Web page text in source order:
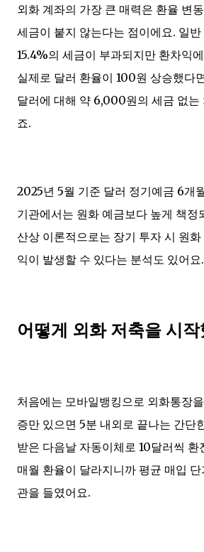
외화 계좌의 가장 큰 매력은 환율 변
세금이 붙지 않는다는 점이에요. 일
15.4%의 세금이 부과되지만 환차익
실제로 달러 환율이 100원 상승했다
달러에 대해 약 6,000원의 세금 없는
죠.
2025년 5월 기준 달러 정기예금 6개
기관에서는 원화 예금보다 높게 책정
산상 이론적으로는 장기 투자 시 원
익이 발생할 수 있다는 분석도 있어요.
어떻게 외화 저축을 시
처음에는 모바일뱅킹으로 외화통장
증만 있으면 5분 내외로 끝나는 간단
받은 다음날 자동이체로 10달러씩 환
매월 환율이 달라지니까 평균 매입
관을 들였어요.